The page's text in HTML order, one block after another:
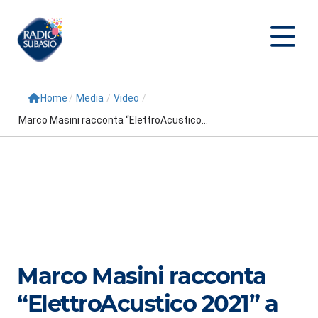
Conduttori
Repliche
Home / Media / Video /
Marco Masini racconta “ElettroAcustico...
Marco Masini racconta
“ElettroAcustico 2021” a